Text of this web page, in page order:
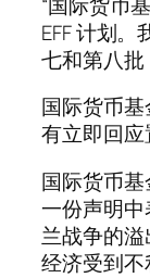
EFF 计划。
七和第八批
国际货币
有立即回应
国际货币基
一份声明中
兰战争的
经济受到不